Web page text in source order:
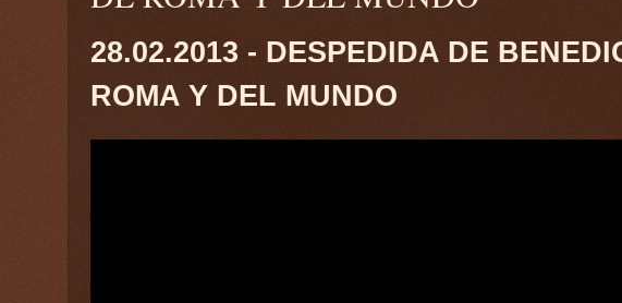
28.02.2013 - DESPEDIDA DE
ROMA Y DEL MUNDO